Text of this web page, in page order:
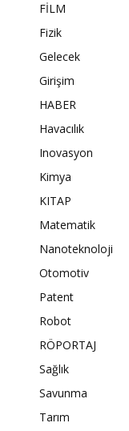
FİLM
Fizik
Gelecek
Girişim
HABER
Havacılık
Inovasyon
Kimya
KITAP
Matematik
Nanoteknoloji
Otomotiv
Patent
Robot
RÖPORTAJ
Sağlık
Savunma
Tarım